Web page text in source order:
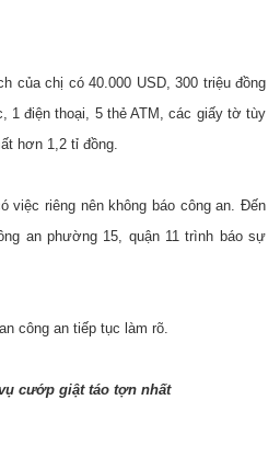
của chị có 40.000 USD, 300 triệu đồng
1 điện thoại, 5 thẻ ATM, các giấy tờ tùy
hơn 1,2 tỉ đồng.
việc riêng nên không báo công an. Đến
an phường 15, quận 11 trình báo sự
công an tiếp tục làm rõ.
cướp giật táo tợn nhất